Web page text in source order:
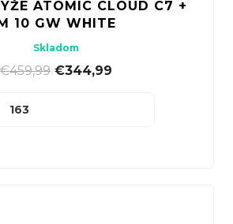
ATOMIC CLOUD C7 +
M 10 GW WHITE
Skladom
€459,99 €344,99
163